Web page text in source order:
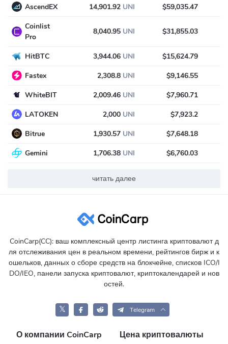
AscendEX
14,901.92 UNI $59,035.47
Coinlist
Pro
8,040.95 UNI $31,855.03
HitBTC 3,944.06 UNI $15,624.79
Fastex
2,308.8 UNI $9,146.55
WhiteBIT
2,009.46 UNI $7,960.71
LATOKEN
2,000 UNI $7,923.2
Bitrue
1,930.57 UNI $7,648.18
Gemini
1,706.38 UNI $6,760.03
читать далее
CoinCarp(CC): ваш комплексный центр листинга криптовалют д
ля отслеживания цен в реальном времени, рейтингов бирж и к
ошельков, данных о сборе средств на блокчейне, списков ICO/I
DO/IEO, панели запуска криптовалют, криптокалендарей и нов
остей.
𝕏 Telegram
О компании CoinCarp Цена криптовалюты